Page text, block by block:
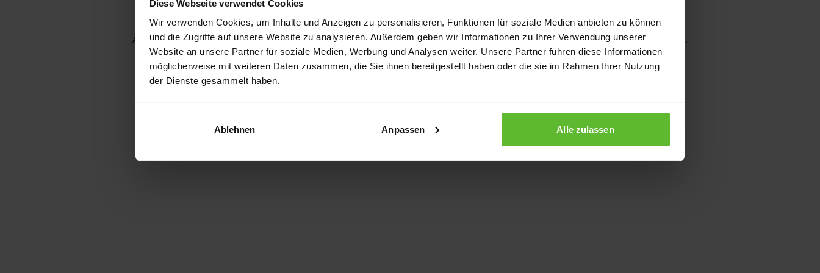
Diese Webseite verwendet Cookies
Wir verwenden Cookies, um Inhalte und Anzeigen zu personalisieren, Funktionen für soziale Medien anbieten zu können
und die Zugriffe auf unsere Website zu analysieren. Außerdem geben wir Informationen zu Ihrer Verwendung unserer
Website an unsere Partner für soziale Medien, Werbung und Analysen weiter. Unsere Partner führen diese Informationen
möglicherweise mit weiteren Daten zusammen, die Sie ihnen bereitgestellt haben oder die sie im Rahmen Ihrer Nutzung
der Dienste gesammelt haben.
Ablehnen Anpassen Alle zulassen
Application error: a client-side exception has occurred while loading www.kurzwego.de (see the browser console for more information).